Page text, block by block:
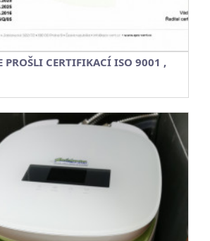
PROŠLI CERTIFIKACÍ ISO 9001 ,